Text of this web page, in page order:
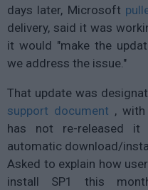
days later, Microsoft
delivery, said it was
it would "make the
we address the issue."
That update was
support document ,
has not re-released
automatic download/
Asked to explain how
install SP1 this